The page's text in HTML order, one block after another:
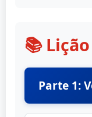
📚
Parte 1: